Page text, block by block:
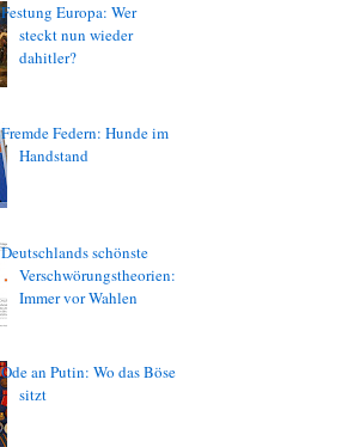
Festung Europa: Wer
steckt nun wieder
dahitler?
Fremde Federn: Hunde im
Handstand
Deutschlands schönste
Verschwörungstheorien:
Immer vor Wahlen
Ode an Putin: Wo das Böse
sitzt